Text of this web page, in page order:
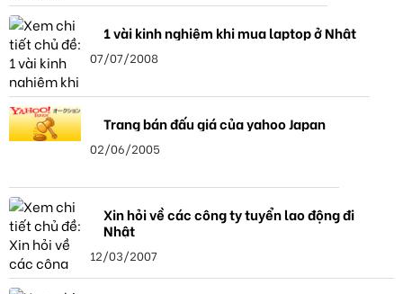
1 vài kinh nghiệm khi mua laptop ở Nhật
07/07/2008
Trang bán đấu giá của yahoo Japan
02/06/2005
Xin hỏi về các công ty tuyển lao động đi
Nhật
12/03/2007